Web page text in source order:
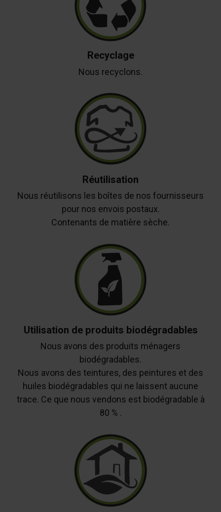
Recyclage
Nous recyclons.
Réutilisation
Nous réutilisons les boîtes de nos fournisseurs
pour nos envois postaux.
Contenants de matière sèche.
Utilisation de produits biodégradables
Nous avons des produits ménagers
biodégradables.
Nous avons des teintures, des peintures et des
huiles biodégradables qui ne laissent aucune
trace. Ce que nous vendons est biodégradable à
80 % .